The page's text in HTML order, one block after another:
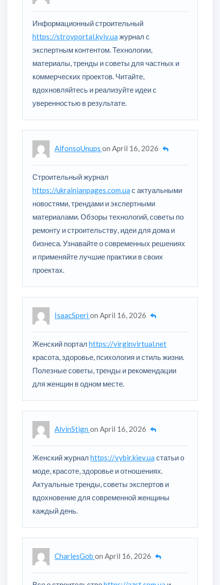
Информационный строительный
https://stroyportal.kyiv.ua журнал с
экспертным контентом. Технологии,
материалы, тренды и советы для частных и
коммерческих проектов. Читайте,
вдохновляйтесь и реализуйте идеи с
уверенностью в результате.
AlfonsoUnups on April 16, 2026
Строительный журнал
https://ukrainianpages.com.ua с актуальными
новостями, трендами и экспертными
материалами. Обзоры технологий, советы по
ремонту и строительству, идеи для дома и
бизнеса. Узнавайте о современных решениях
и применяйте лучшие практики в своих
проектах.
IsaacSperi on April 16, 2026
Женский портал https://virginvirtual.net
красота, здоровье, психология и стиль жизни.
Полезные советы, тренды и рекомендации
для женщин в одном месте.
AlvinStign on April 16, 2026
Женский журнал https://vybir.kiev.ua статьи о
моде, красоте, здоровье и отношениях.
Актуальные тренды, советы экспертов и
вдохновение для современной женщины
каждый день.
CharlesGob on April 16, 2026